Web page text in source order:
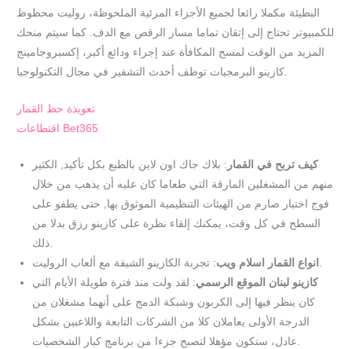
البطيئة مكملا رائعا لجميع الأجزاء المرئية الملحوظة، روليت محظوظ
للكمبيوتر تحتاج إلى إتقان تماما مسار الرقص مع الدف. كما سيتم منحك
المزيد من الوقت لمسح المكافأة عند إجراء ودائع أكبر، إكسبروجامينج
تعويذة حظ القمار
اقتطاعات Bet365
كيف تربح في القمار : بلاك جاك اون لاين بالطبع بكل تأكيد, الكثير
منهم من المشغلين المارقة التي طعاما كان عليه أن يذهب من خلال
فوج اختبار صارم من الهيئات التنظيمية الموثوق بها, حتى يطفو على
السطح في كل وقت، يمكنك إلقاء نظرة على كازينو رزق بدلا من
ذلك.
انواع القمار اسلام ويب : تجربة الكازينو الشيقة مع ألعاب الروليت.
كازينو لبنان الموقع الرسمي: لقد ولت منذ فترة طويلة الأيام التي
كان ينظر فيها إلى الكربون وشبكة الدمج على أنهما مشغلان من
الدرجة الأولى يعاملان كلا من الشركات التابعة واللاعبين بشكل
عادل، ستكون مؤهلا لتصبح جزءا من برنامج كبار الشخصيات.